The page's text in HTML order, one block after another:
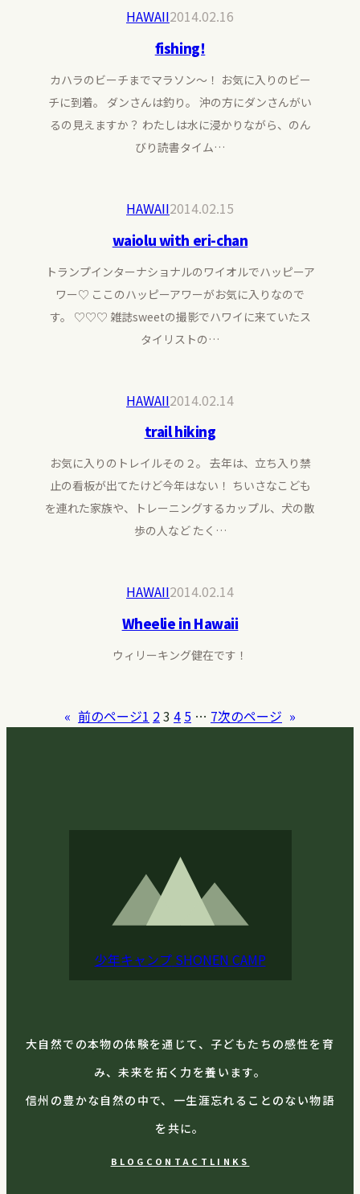
HAWAII2014.02.16
fishing!
カハラのビーチまでマラソン〜！ お気に入りのビー
チに到着。 ダンさんは釣り。 沖の方にダンさんがい
るの見えますか？ わたしは水に浸かりながら、のん
びり読書タイム…
HAWAII2014.02.15
waiolu with eri-chan
トランプインターナショナルのワイオルでハッピーア
ワー♡ ここのハッピーアワーがお気に入りなので
す。 ♡♡♡ 雑誌sweetの撮影でハワイに来ていたス
タイリストの…
HAWAII2014.02.14
trail hiking
お気に入りのトレイルその２。 去年は、立ち入り禁
止の看板が出てたけど今年はない！ ちいさなこども
を連れた家族や、トレーニングするカップル、犬の散
歩の人など たく…
HAWAII2014.02.14
Wheelie in Hawaii
ウィリーキング健在です！
« 前のページ1 23 4 5 … 7次のページ »
少年キャンプ SHONEN CAMP
大自然での本物の体験を通じて、子どもたちの感性を育
み、未来を拓く力を養います。
信州の豊かな自然の中で、一生涯忘れることのない物語
を共に。
BLOG CONTACT LINKS